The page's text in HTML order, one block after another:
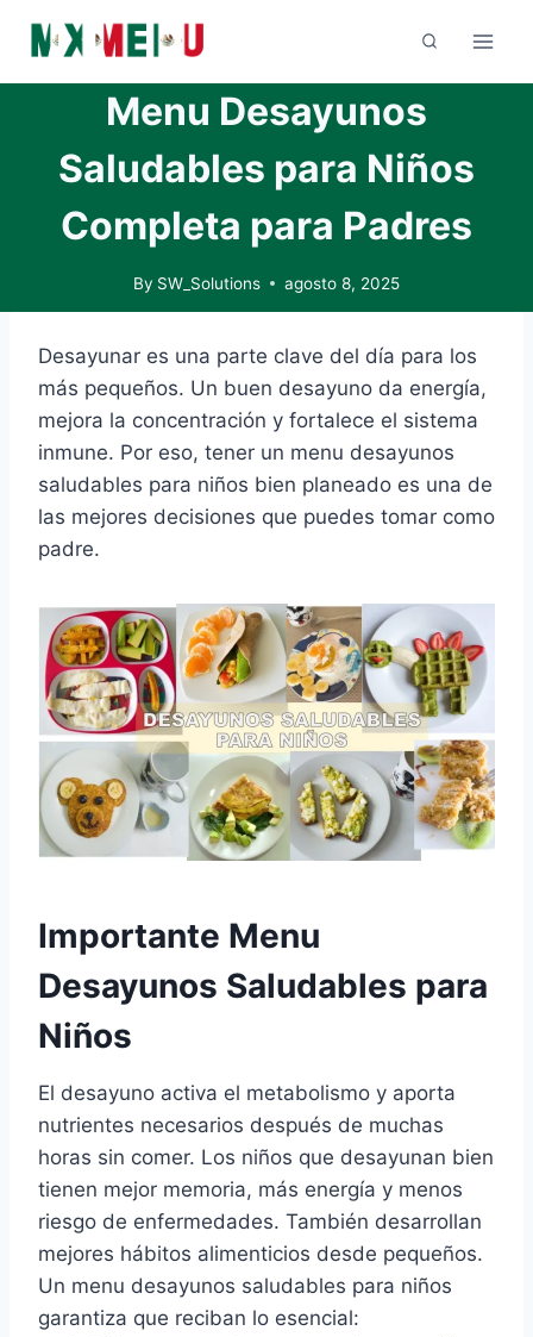
content
Menu Desayunos
Saludables para Niños
Completa para Padres
By SW_Solutions agosto 8, 2025
Desayunar es una parte clave del día para los
más pequeños. Un buen desayuno da energía,
mejora la concentración y fortalece el sistema
inmune. Por eso, tener un menu desayunos
saludables para niños bien planeado es una de
las mejores decisiones que puedes tomar como
padre.
Importante Menu
Desayunos Saludables para
Niños
El desayuno activa el metabolismo y aporta
nutrientes necesarios después de muchas
horas sin comer. Los niños que desayunan bien
tienen mejor memoria, más energía y menos
riesgo de enfermedades. También desarrollan
mejores hábitos alimenticios desde pequeños.
Un menu desayunos saludables para niños
garantiza que reciban lo esencial: